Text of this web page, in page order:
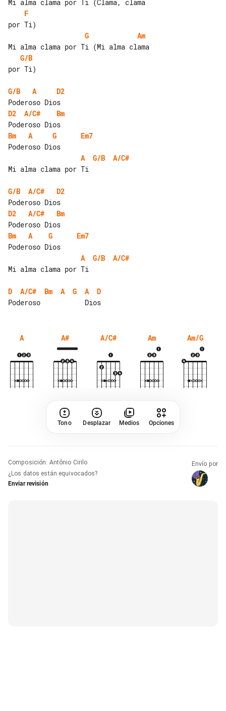
F
G
Am
G/B
por Ti)
G/B A
D2
D2
A/C#
Bm
Bm
A G
Em7
A
G/B
A/C#
Mi alma clama por Ti
G/B A/C#
D2
D2
A/C#
Bm
Bm
A G
Em7
A
G/B
A/C#
Mi alma clama por Ti
D A/C# Bm A G A
D
A A# A/C# Am Am/G
Tono Desplazar Medios Opciones
Composición: Antônio Cirilo
¿Los datos están equivocados?
Enviar revisión
Envío por